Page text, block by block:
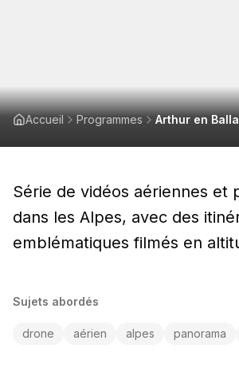
Accueil Programmes Arthur en
Série de vidéos aériennes et
dans les Alpes, avec des
emblématiques filmés en
Sujets abordés
drone aérien alpes panorama